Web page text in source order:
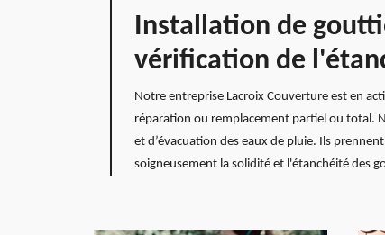
Installation de
vérification de
Notre entreprise Lacroix Couverture est en
réparation ou remplacement partiel ou total.
et d’évacuation des eaux de pluie. Ils
soigneusement la solidité et l'étanchéité des